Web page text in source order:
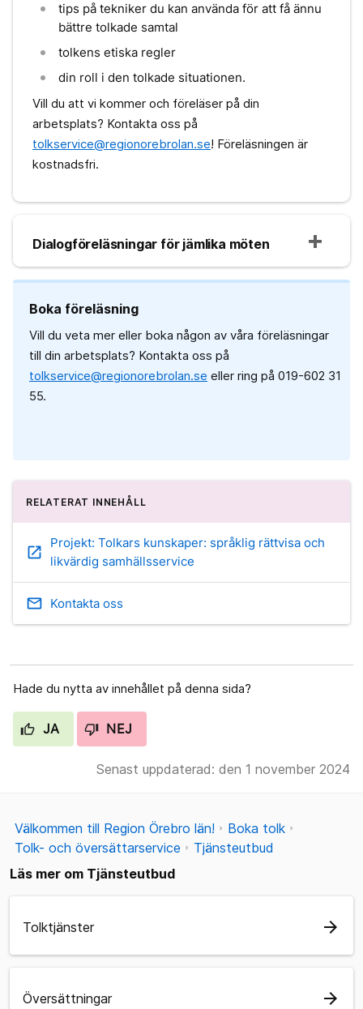
tips på tekniker du kan använda för att få ännu
bättre tolkade samtal
tolkens etiska regler
din roll i den tolkade situationen.
Vill du att vi kommer och föreläser på din
arbetsplats? Kontakta oss på
tolkservice@regionorebrolan.se! Föreläsningen är
kostnadsfri.
Dialogföreläsningar för jämlika möten
Boka föreläsning
Vill du veta mer eller boka någon av våra föreläsningar
till din arbetsplats? Kontakta oss på
tolkservice@regionorebrolan.se eller ring på 019-602 31
55.
RELATERAT INNEHÅLL
open_in_new
Projekt: Tolkars kunskaper: språklig rättvisa och
likvärdig samhällsservice
email Kontakta oss
Hade du nytta av innehållet på denna sida?
JA NEJ
Senast uppdaterad: den 1 november 2024
Välkommen till Region Örebro län!
Boka tolk
Tolk- och översättarservice
Tjänsteutbud
Läs mer om Tjänsteutbud
Tolktjänster arrow_forward
Översättningar arrow_forward